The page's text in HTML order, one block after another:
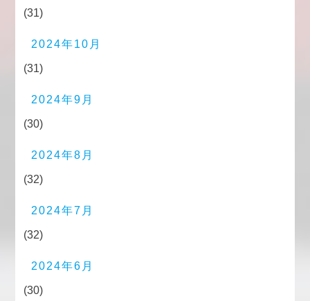
(31)
2024年10月
(31)
2024年9月
(30)
2024年8月
(32)
2024年7月
(32)
2024年6月
(30)